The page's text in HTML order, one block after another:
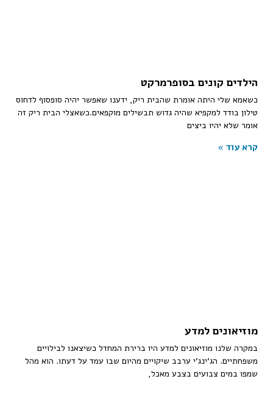
הילדים קונים בסופרמרקט
כשאמא שלי היתה אומרת שהבית ריק, ידענו שאפשר יהיה סופסוף לדחוס
טילון בודד למקפיא שהיה גדוש תבשילים מוקפאים.כשאצלי הבית ריק זה
אומר שלא יהיו ביצים
קרא עוד »
מוזיאונים למדע
במקרה שלנו מוזיאונים למדע היו ברירת המחדל כשיצאנו לבילויים
משפחתיים. הג’ינג’י ערבב שיקויים מהיום שבו עמד על דעתו. הוא מהל
שמפו במים צבועים בצבע מאכל,